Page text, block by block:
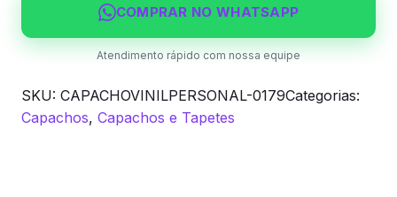
COMPRAR NO WHATSAPP
Atendimento rápido com nossa equipe
SKU: CAPACHOVINILPERSONAL-0179Categorias:
Capachos, Capachos e Tapetes